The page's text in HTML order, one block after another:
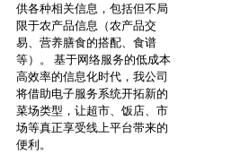
供各种相关信息，包括但不局
限于农产品信息（农产品交
易、营养膳食的搭配、食谱
等）。 基于网络服务的低成本
高效率的信息化时代，我公司
将借助电子服务系统开拓新的
菜场类型，让超市、饭店、市
场等真正享受线上平台带来的
便利。